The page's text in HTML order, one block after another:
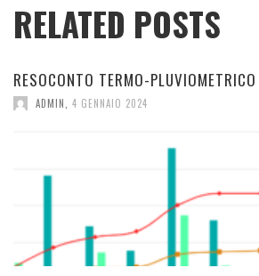
RELATED POSTS
RESOCONTO TERMO-
ADMIN 4 GENNAIO 2024